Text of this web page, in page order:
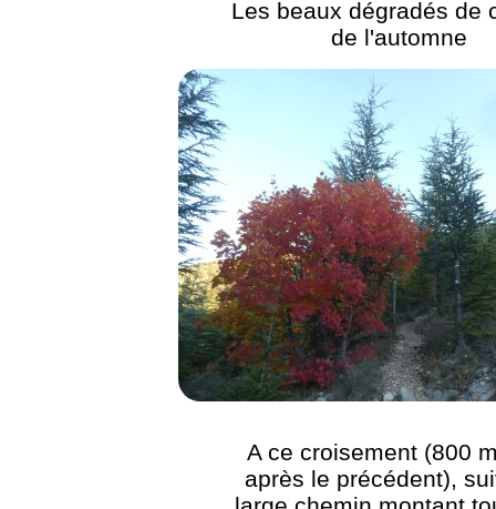
Les beaux dégradés de
de l'automne
A ce croisement (800
après le précédent),